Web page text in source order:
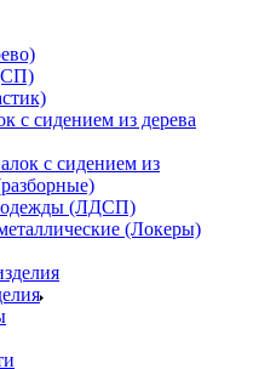
с сидением из дерева
с сидением из
одежды (ЛДСП)
(Локеры)